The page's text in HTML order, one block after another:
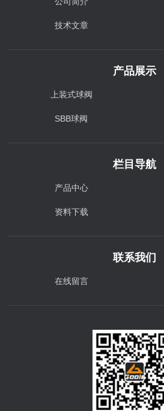
技术文章
产品展示
上装式球阀
SBB球阀
栏目导航
产品中心
资料下载
联系我们
在线留言